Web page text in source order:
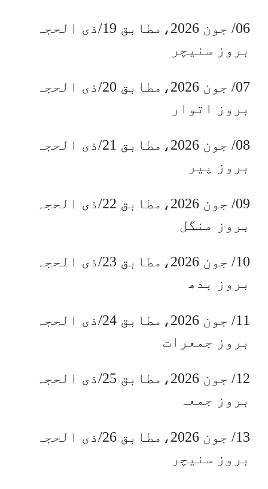
06/ جون 2026،مطابق 19/ذی الحجہ
بروز سنیچر
07/ جون 2026،مطابق 20/ذی الحجہ
بروز اتوار
08/ جون 2026،مطابق 21/ذی الحجہ
بروز پیر
09/ جون 2026،مطابق 22/ذی الحجہ
بروز منگل
10/ جون 2026،مطابق 23/ذی الحجہ
بروز بدھ
11/ جون 2026،مطابق 24/ذی الحجہ
بروز جمعرات
12/ جون 2026،مطابق 25/ذی الحجہ
بروز جمعہ
13/ جون 2026،مطابق 26/ذی الحجہ
بروز سنیچر